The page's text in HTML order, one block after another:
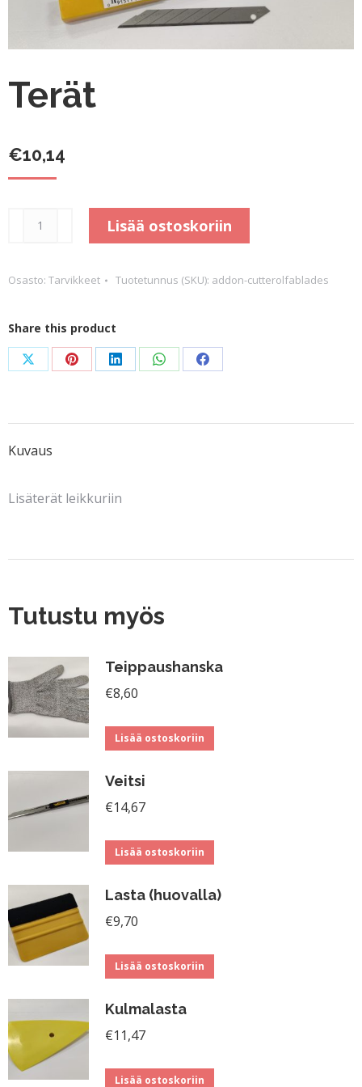
Terät
€10,14
Terät
Lisää ostoskoriin
Osasto: Tarvikkeet Tuotetunnus (SKU): addon-cutterolfablades
Share this product
Share
X
Share
Pinterest
Share
LinkedIn
Share
WhatsApp
Share
Facebook
Kuvaus
Lisäterät leikkuriin
Tutustu myös
Teippaushanska
€8,60
Lisää ostoskoriin
Veitsi
€14,67
Lisää ostoskoriin
Lasta (huovalla)
€9,70
Lisää ostoskoriin
Kulmalasta
€11,47
Lisää ostoskoriin